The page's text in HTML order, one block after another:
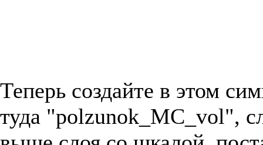
Теперь создайте в этом
туда "polzunok_MC_vol",